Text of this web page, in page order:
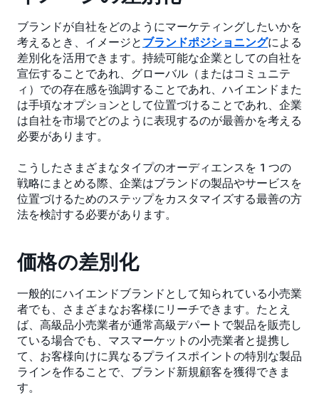
ブランドが自社をどのようにマーケティングしたいかを
考えるとき、イメージと ブランドポジショニングによる
差別化を活用できます。持続可能な企業としての自社を
宣伝することであれ、グローバル（またはコミュニテ
ィ）での存在感を強調することであれ、ハイエンドまた
は手頃なオプションとして位置づけることであれ、企業
は自社を市場でどのように表現するのが最善かを考える
必要があります。
こうしたさまざまなタイプのオーディエンスを 1 つの
戦略にまとめる際、企業はブランドの製品やサービスを
位置づけるためのステップをカスタマイズする最善の方
法を検討する必要があります。
価格の差別化
一般的にハイエンドブランドとして知られている小売業
者でも、さまざまなお客様にリーチできます。たとえ
ば、高級品小売業者が通常高級デパートで製品を販売し
ている場合でも、マスマーケットの小売業者と提携し
て、お客様向けに異なるプライスポイントの特別な製品
ラインを作ることで、ブランド新規顧客を獲得できま
す。